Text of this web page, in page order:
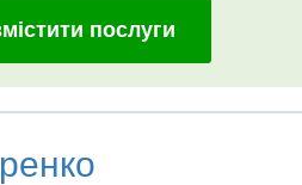
послуги